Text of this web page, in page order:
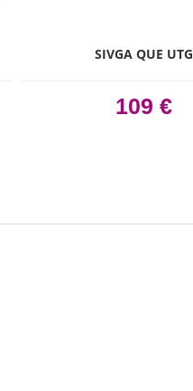
SIVGA QUE UTG
109 €